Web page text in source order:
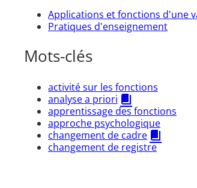
Applications et fonctions d'une
Pratiques d'enseignement
Mots-clés
activité sur les fonctions
analyse a priori
apprentissage des fonctions
approche psychologique
changement de cadre
changement de registre